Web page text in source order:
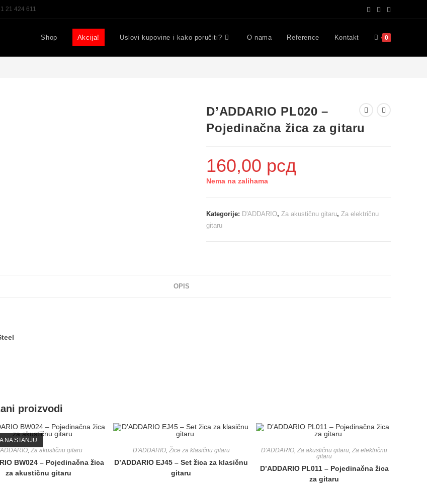
21 424 611
Shop Akcija! Uslovi kupovine i kako poručiti? O nama Reference Kontakt 0
D’ADDARIO PL020 –
Pojedinačna žica za gitaru
160,00 рсд
Nema na zalihama
Kategorije: D'ADDARIO,Za akustičnu gitaru,Za električnu
gitaru
OPIS
proizvodi
NA STANJU
, Za akustičnu gitaru
BW024 – Pojedinačna žica
za akustičnu gitaru
D'ADDARIO, Žice za klasičnu gitaru
D’ADDARIO EJ45 – Set žica za klasičnu
gitaru
D'ADDARIO,Za akustičnu gitaru,Za električnu
gitaru
D’ADDARIO PL011 – Pojedinačna žica
za gitaru